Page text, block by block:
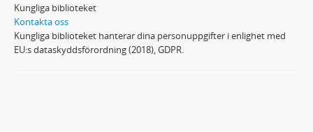
Kungliga biblioteket
Kontakta oss
Kungliga biblioteket hanterar dina personuppgifter i enlighet med
EU:s dataskyddsförordning (2018), GDPR.